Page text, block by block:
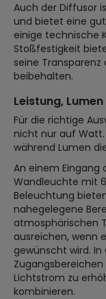
Auch der Diffusor
und bietet eine
einige technische
Stoßfestigkeit
seine
beibehalten.
Leistung,
Für die richtige
nicht nur auf
während Lumen
An einem Eingang
Wandleuchte mit
Beleuchtung
nahegelegene
atmosphärischen
ausreichen, wenn
gewünscht wird.
Lichtstrom zu
kombinieren.